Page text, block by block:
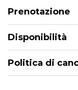
Prenotazione
Disponibilità
Politica di